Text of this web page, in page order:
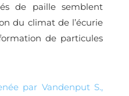
de paille semblent
du climat de l’écurie
de particules
par Vandenput S.,